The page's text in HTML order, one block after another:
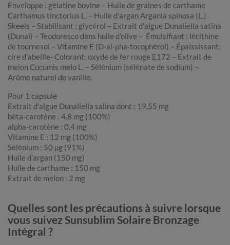
Enveloppe : gélatine bovine – Huile de graines de carthame
Carthamus tinctorius L. – Huile d’argan Argania spinosa (L.)
Skeels – Stabilisant : glycérol – Extrait d’algue Dunaliella satina
(Dunal) – Teodoresco dans huile d’olive – Émulsifiant : lécithine
de tournesol – Vitamine E (D-al-pha-tocophérol) – Épaississant:
cire d’abeille- Colorant: oxyde de fer rouge E172 – Extrait de
melon Cucumis melo L. – Sélénium (sélénate de sodium) –
Arôme naturel de vanille.
Pour 1 capsule
Extrait d’algue Dunaliella salina dont : 19,55 mg
bêta-carotène : 4,8 mg (100%)
alpha-carotène : 0,4 mg
Vitamine E : 12 mg (100%)
Sélénium : 50 µg (91%)
Huile d’argan (150 mg)
Huile de carthame : 150 mg
Extrait de melon : 2 mg
Quelles sont les précautions à suivre lorsque
vous suivez Sunsublim Solaire Bronzage
Intégral ?